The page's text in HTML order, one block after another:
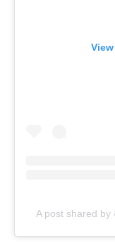
A post shared by